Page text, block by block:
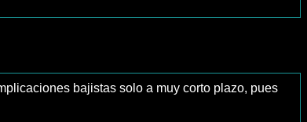
bajistas solo a muy corto plazo, pues